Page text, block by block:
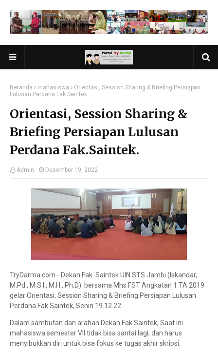
Beranda mahasiswa
Orientasi, Session Sharing & Briefing Persiapan
Lulusan Perdana Fak.Saintek.
Orientasi, Session Sharing &
Briefing Persiapan Lulusan
Perdana Fak.Saintek.
Admin Desember 19, 2022
TryDarma.com - Dekan Fak. Saintek UIN STS Jambi (Iskandar,
M.Pd., M.S.I., M.H., Ph.D) bersama Mhs FST Angkatan 1 TA 2019
gelar Orientasi, Session Sharing & Briefing Persiapan Lulusan
Perdana Fak.Saintek, Senin 19.12.22.
Dalam sambutan dan arahan Dekan Fak.Saintek, Saat ini
mahasiswa semester VII tidak bisa santai lagi, dan harus
menyibukkan diri untuk bisa fokus ke tugas akhir skripsi.